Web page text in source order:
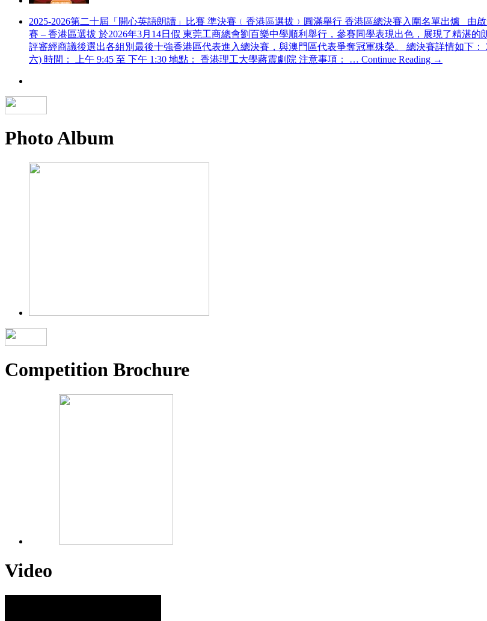
2025-2026第二十屆「開心英語朗讀」比賽 準決賽﹙香港區選拔﹚圓滿舉行 香港區總決賽入圍名單出爐 由
賽 – 香港區選拔 於2026年3月14日假 東莞工商總會劉百樂中學順利舉行，參賽同學表現出色，展現了精湛
評審經商議後選出各組別最後十強香港區代表進入總決賽，與澳門區代表爭奪冠軍殊榮。 總決賽詳情如下：
六) 時間： 上午 9:45 至 下午 1:30 地點： 香港理工大學蔣震劇院 注意事項： … Continue Reading →
Photo Album
Competition Brochure
Video